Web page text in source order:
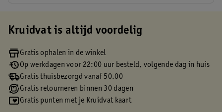
Kruidvat is altijd voordelig
Gratis ophalen in de winkel
Op werkdagen voor 22:00 uur besteld, volgende dag in huis
Gratis thuisbezorgd vanaf 50.00
Gratis retourneren binnen 30 dagen
Gratis punten met je Kruidvat kaart